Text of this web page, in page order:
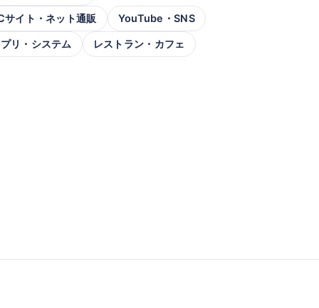
サイト・ネット通販 YouTube・SNS
リ・システム レストラン・カフェ